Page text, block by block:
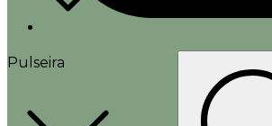
Pulseira